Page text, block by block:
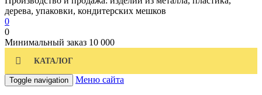
дерева, упаковки, кондитерских мешков
0
0
Минимальный заказ 10 000
КАТАЛОГ
Toggle navigation Меню сайта